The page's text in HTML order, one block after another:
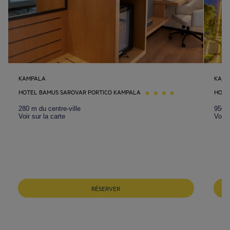
KAMPALA
HOTEL BAMUS SAROVAR PORTICO KAMPALA
280 m du centre-ville
Voir sur la carte
RÉSERVER
950
Voir